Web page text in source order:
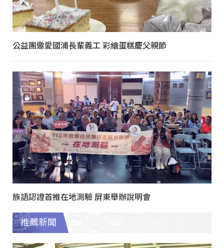
公益團邀愛國浦長輩義工 彩繪蛋糕慶父親節
族語認證首推在地測驗 屏東舉辦說明會
推薦新聞